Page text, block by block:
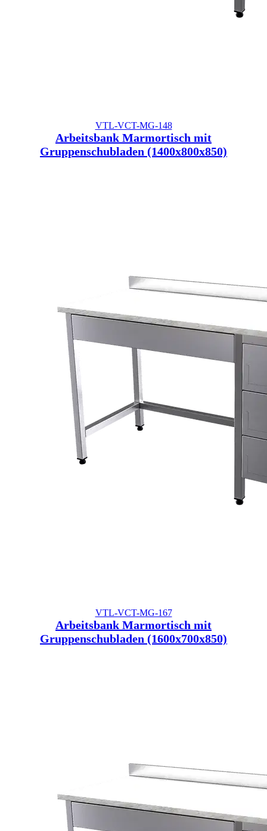
VTL-VCT-MG-148
Arbeitsbank Marmortisch mit
Gruppenschubladen (1400x800x850)
VTL-VCT-MG-167
Arbeitsbank Marmortisch mit
Gruppenschubladen (1600x700x850)